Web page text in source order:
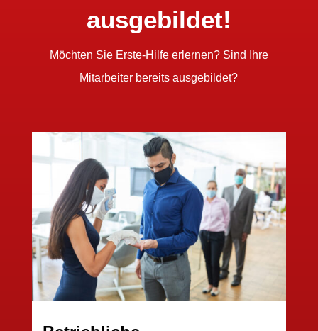
ausgebildet!
Möchten Sie Erste-Hilfe erlernen? Sind Ihre
Mitarbeiter bereits ausgebildet?